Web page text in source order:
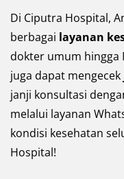
Di Ciputra Hospital,
berbagai layanan
dokter umum hingga
juga dapat mengecek
janji konsultasi
melalui layanan
kondisi kesehatan
Hospital!